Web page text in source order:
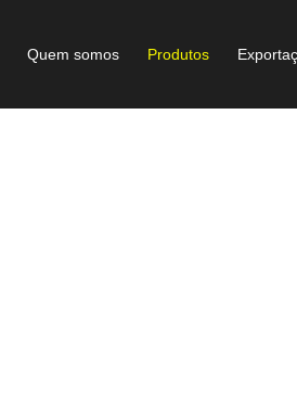
Quem somos Produtos